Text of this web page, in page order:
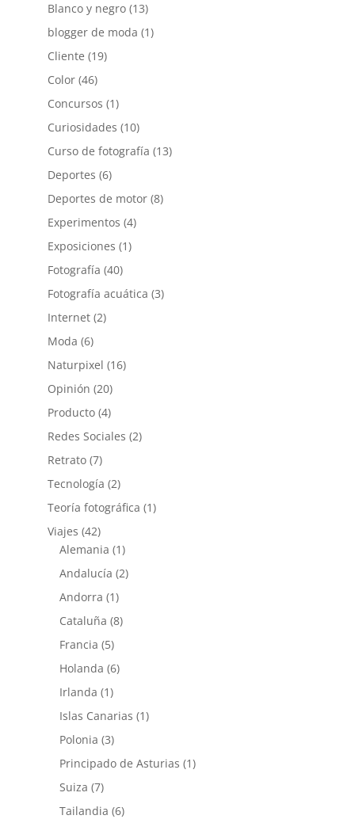
Blanco y negro(13)
blogger de moda (1)
Cliente (19)
Color(46)
Concursos (1)
Curiosidades (10)
Curso de fotografía (13)
Deportes (6)
Deportes de motor(8)
Experimentos (4)
Exposiciones (1)
Fotografía (40)
Fotografía acuática (3)
Internet(2)
Moda (6)
Naturpixel (16)
Opinión (20)
Producto(4)
Redes Sociales (2)
Retrato(7)
Tecnología (2)
Teoría fotográfica (1)
Viajes (42)
Alemania (1)
Andalucía (2)
Andorra (1)
Cataluña (8)
Francia (5)
Holanda (6)
Irlanda (1)
Islas Canarias (1)
Polonia (3)
Principado de Asturias (1)
Suiza (7)
Tailandia (6)